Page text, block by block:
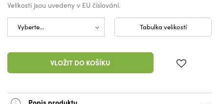
Velikosti jsou uvedeny v EU číslování.
Tabulka velikostí
VLOŽIT DO KOŠÍKU
Popis produktu